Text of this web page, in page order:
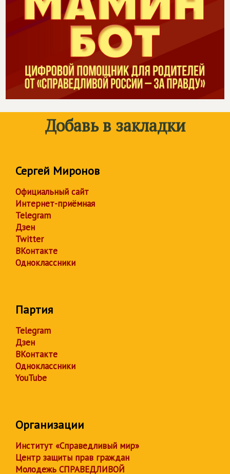
Добавь в закладки
Сергей Миронов
Официальный сайт
Интернет-приёмная
Telegram
Дзен
Twitter
ВКонтакте
Одноклассники
Партия
Telegram
Дзен
ВКонтакте
Одноклассники
YouTube
Организации
Институт «Справедливый мир»
Центр защиты прав граждан
Молодежь СПРАВЕДЛИВОЙ